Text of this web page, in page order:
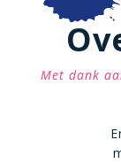
Met dank